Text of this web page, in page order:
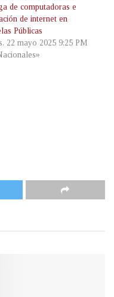
de computadoras e
de internet en
Públicas
22 mayo 2025 9:25 PM